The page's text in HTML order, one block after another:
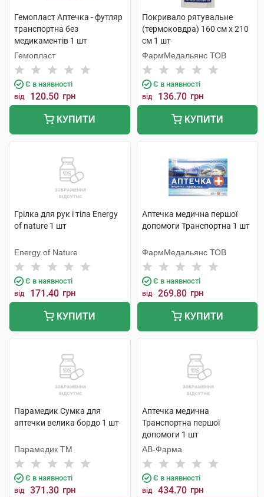
Гемопласт Аптечка - футляр
транспортна без
медикаментів 1 шт
Гемопласт
Є в наявності
від 120.50 грн
КУПИТИ
Покривало рятувальне
(термоковдра) 160 см х 210
см 1 шт
ФармМедальянс ТОВ
Є в наявності
від 136.70 грн
КУПИТИ
Грілка для рук і тіла Energy
of nature 1 шт
Energy of Nature
Є в наявності
від 171.40 грн
КУПИТИ
Аптечка медична першої
допомоги Транспортна 1 шт
ФармМедальянс ТОВ
Є в наявності
від 269.80 грн
КУПИТИ
Парамедик Сумка для
аптечки велика бордо 1 шт
Парамедик ТМ
Є в наявності
від 371.30 грн
Аптечка медична
Транспортна першої
допомоги 1 шт
АВ-Фарма
Є в наявності
від 434.70 грн